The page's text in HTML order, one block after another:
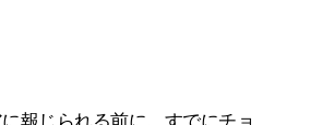
報じられる前に、すでにチョ